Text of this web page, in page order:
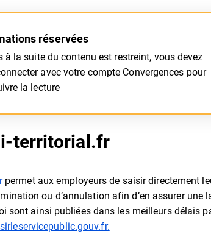
réservées
à la suite du contenu est restreint, vous devez
avec votre compte Convergences pour
la lecture
territorial.fr
permet aux employeurs de saisir directement
ou d’annulation afin d’en assurer une
sont ainsi publiées dans les meilleurs délais